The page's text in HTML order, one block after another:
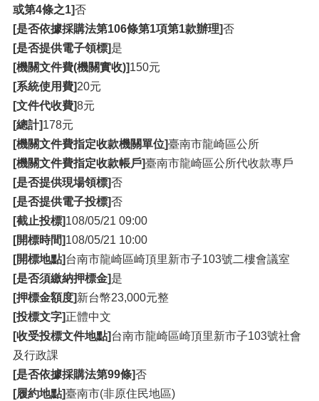
或第4條之1]否
[是否依據採購法第106條第1項第1款辦理]否
[是否提供電子領標]是
[機關文件費(機關實收)]150元
[系統使用費]20元
[文件代收費]8元
[總計]178元
[機關文件費指定收款機關單位]臺南市龍崎區公所
[機關文件費指定收款帳戶]臺南市龍崎區公所代收款專戶
[是否提供現場領標]否
[是否提供電子投標]否
[截止投標]108/05/21 09:00
[開標時間]108/05/21 10:00
[開標地點]台南市龍崎區崎頂里新市子103號二樓會議室
[是否須繳納押標金]是
[押標金額度]新台幣23,000元整
[投標文字]正體中文
[收受投標文件地點]台南市龍崎區崎頂里新市子103號社會
及行政課
[是否依據採購法第99條]否
[履約地點]臺南市(非原住民地區)